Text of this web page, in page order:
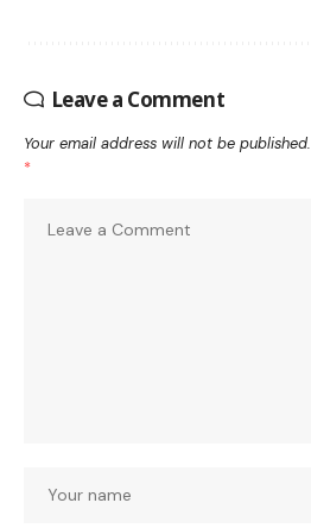
Leave a Comment
Your email address will not be published.
*